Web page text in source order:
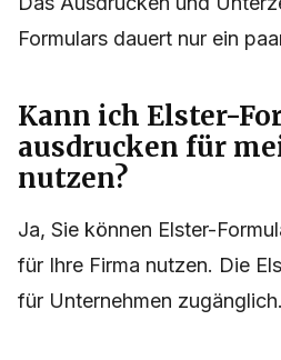
Formulars dauert nur ein
Kann ich Elster-
ausdrucken für
nutzen?
Ja, Sie können Elster-
für Ihre Firma nutzen. Die
für Unternehmen zugänglich.